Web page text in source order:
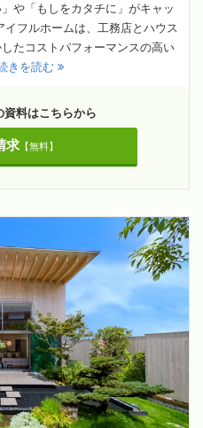
や「もしをカタチに」がキャッ
フルホームは、工務店とハウス
たコストパフォーマンスの高い
きを読む
資料はこちらから
求【無料】